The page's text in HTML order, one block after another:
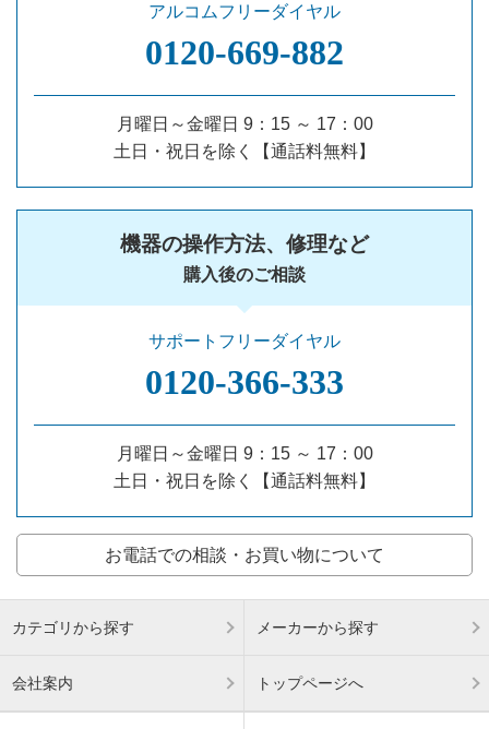
アルコムフリーダイヤル
0120‐669‐882
月曜日～金曜日 9：15 ～ 17：00
土日・祝日を除く【通話料無料】
機器の操作方法、修理など
購入後のご相談
サポートフリーダイヤル
0120‐366‐333
月曜日～金曜日 9：15 ～ 17：00
土日・祝日を除く【通話料無料】
お電話での相談・お買い物について
カテゴリから探す メーカーから探す
会社案内 トップページへ